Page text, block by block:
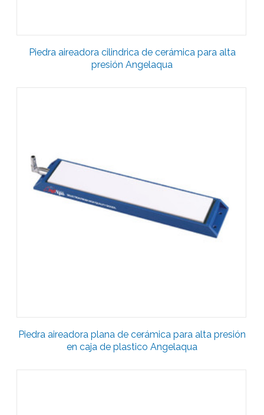
Piedra aireadora cilindrica de cerámica para alta
presión Angelaqua
Piedra aireadora plana de cerámica para alta presión
en caja de plastico Angelaqua